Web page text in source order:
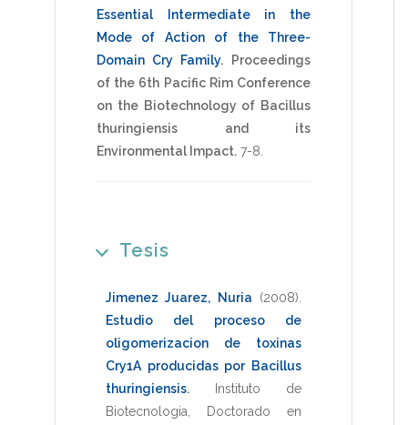
Essential Intermediate in the
Mode of Action of the Three-
Domain Cry Family.
Proceedings
of the 6th Pacific Rim Conference
on the Biotechnology of Bacillus
thuringiensis and its
Environmental Impact. 7-8
Tesis
Jimenez Juarez, Nuria (2008)
Estudio del proceso de
oligomerizacion de toxinas
Cry1A producidas por Bacillus
thuringiensis.
Instituto de
Biotecnologia
Doctorado en